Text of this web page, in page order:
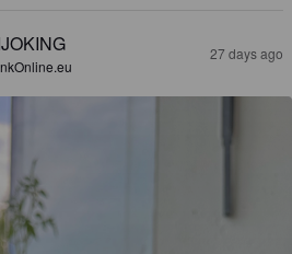
27 days ago